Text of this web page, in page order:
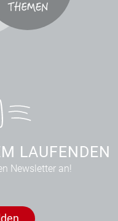
LAUFENDEN
Newsletter an!